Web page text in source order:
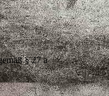
§ 27 a